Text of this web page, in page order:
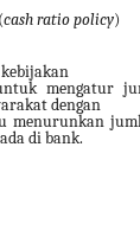
cash ratio policy)
mengatur
dengan
menurunkan
di bank.